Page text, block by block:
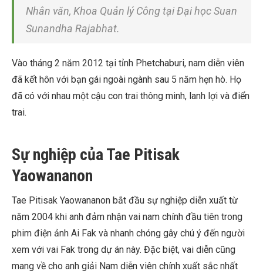
Nhân văn, Khoa Quản lý Công tại Đại học Suan
Sunandha Rajabhat.
Vào tháng 2 năm 2012 tại tỉnh Phetchaburi, nam diễn viên
đã kết hôn với bạn gái ngoài ngành sau 5 năm hẹn hò. Họ
đã có với nhau một cậu con trai thông minh, lanh lợi và điển
trai.
Sự nghiệp của Tae Pitisak
Yaowananon
Tae Pitisak Yaowananon bắt đầu sự nghiệp diễn xuất từ
năm 2004 khi anh đảm nhận vai nam chính đầu tiên trong
phim điện ảnh Ai Fak và nhanh chóng gây chú ý đến người
xem với vai Fak trong dự án này. Đặc biệt, vai diễn cũng
mang về cho anh giải Nam diễn viên chính xuất sắc nhất